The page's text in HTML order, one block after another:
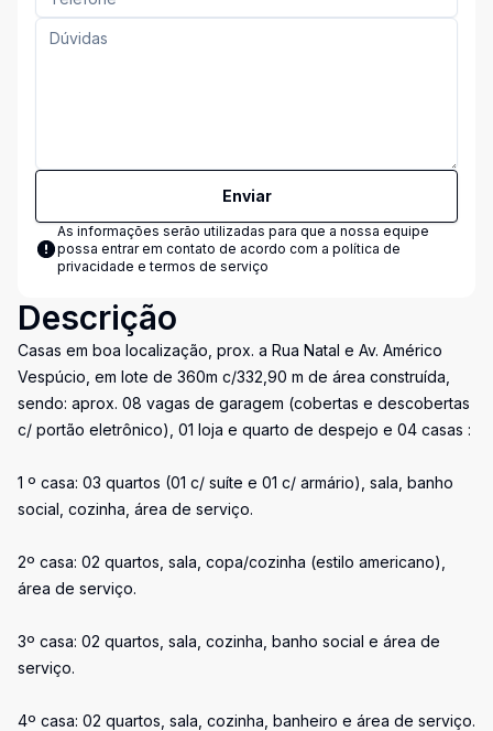
Enviar
As informações serão utilizadas para que a nossa equipe
possa entrar em contato de acordo com a política de
privacidade e termos de serviço
Descrição
Casas em boa localização, prox. a Rua Natal e Av. Américo
Vespúcio, em lote de 360m c/332,90 m de área construída,
sendo: aprox. 08 vagas de garagem (cobertas e descobertas
c/ portão eletrônico), 01 loja e quarto de despejo e 04 casas :
1 º casa: 03 quartos (01 c/ suíte e 01 c/ armário), sala, banho
social, cozinha, área de serviço.
2º casa: 02 quartos, sala, copa/cozinha (estilo americano),
área de serviço.
3º casa: 02 quartos, sala, cozinha, banho social e área de
serviço.
4º casa: 02 quartos, sala, cozinha, banheiro e área de serviço.